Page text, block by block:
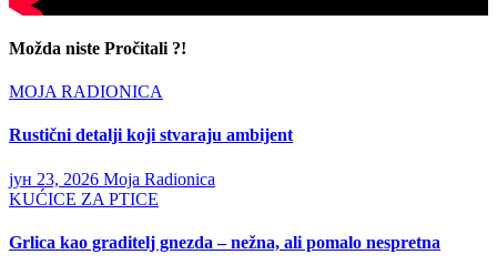
Možda niste Pročitali ?!
MOJA RADIONICA
Rustični detalji koji stvaraju ambijent
јун 23, 2026 Moja Radionica
KUĆICE ZA PTICE
Grlica kao graditelj gnezda – nežna, ali pomalo nespretna